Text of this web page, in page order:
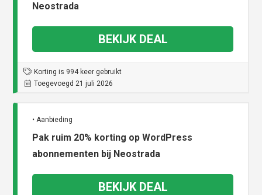
Neostrada
BEKIJK DEAL
Korting is 994 keer gebruikt
Toegevoegd 21 juli 2026
• Aanbieding
Pak ruim 20% korting op WordPress
abonnementen bij Neostrada
BEKIJK DEAL